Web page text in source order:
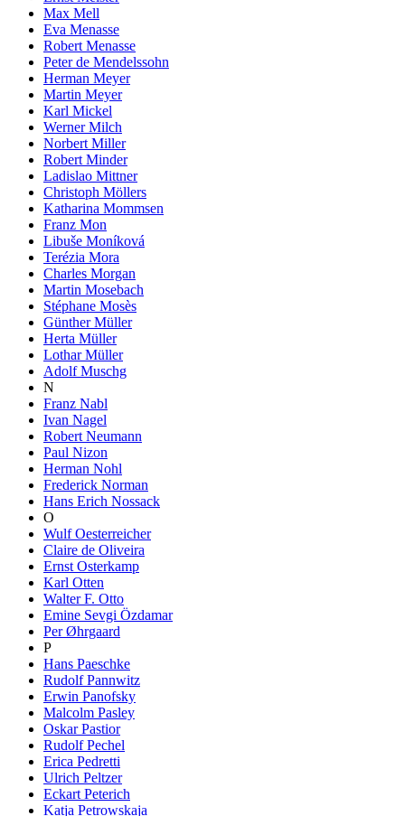
Max Mell
Eva Menasse
Robert Menasse
Peter de Mendelssohn
Herman Meyer
Martin Meyer
Karl Mickel
Werner Milch
Norbert Miller
Robert Minder
Ladislao Mittner
Christoph Möllers
Katharina Mommsen
Franz Mon
Libuše Moníková
Terézia Mora
Charles Morgan
Martin Mosebach
Stéphane Mosès
Günther Müller
Herta Müller
Lothar Müller
Adolf Muschg
N
Franz Nabl
Ivan Nagel
Robert Neumann
Paul Nizon
Herman Nohl
Frederick Norman
Hans Erich Nossack
O
Wulf Oesterreicher
Claire de Oliveira
Ernst Osterkamp
Karl Otten
Walter F. Otto
Emine Sevgi Özdamar
Per Øhrgaard
P
Hans Paeschke
Rudolf Pannwitz
Erwin Panofsky
Malcolm Pasley
Oskar Pastior
Rudolf Pechel
Erica Pedretti
Ulrich Peltzer
Eckart Peterich
Katja Petrowskaja